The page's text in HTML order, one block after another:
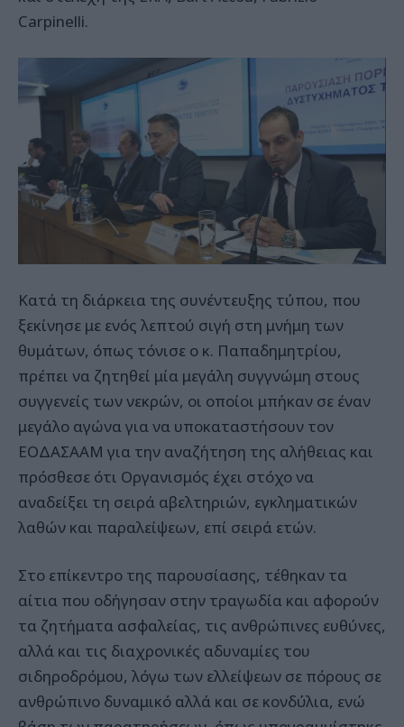
Carpinelli.
Κατά τη διάρκεια της συνέντευξης τύπου, που
ξεκίνησε με ενός λεπτού σιγή στη μνήμη των
θυμάτων, όπως τόνισε ο κ. Παπαδημητρίου,
πρέπει να ζητηθεί μία μεγάλη συγγνώμη στους
συγγενείς των νεκρών, οι οποίοι μπήκαν σε έναν
μεγάλο αγώνα για να υποκαταστήσουν τον
ΕΟΔΑΣΑΑΜ για την αναζήτηση της αλήθειας και
πρόσθεσε ότι Οργανισμός έχει στόχο να
αναδείξει τη σειρά αβελτηριών, εγκληματικών
λαθών και παραλείψεων, επί σειρά ετών.
Στο επίκεντρο της παρουσίασης, τέθηκαν τα
αίτια που οδήγησαν στην τραγωδία και αφορούν
τα ζητήματα ασφαλείας, τις ανθρώπινες ευθύνες,
αλλά και τις διαχρονικές αδυναμίες του
σιδηροδρόμου, λόγω των ελλείψεων σε πόρους σε
ανθρώπινο δυναμικό αλλά και σε κονδύλια, ενώ